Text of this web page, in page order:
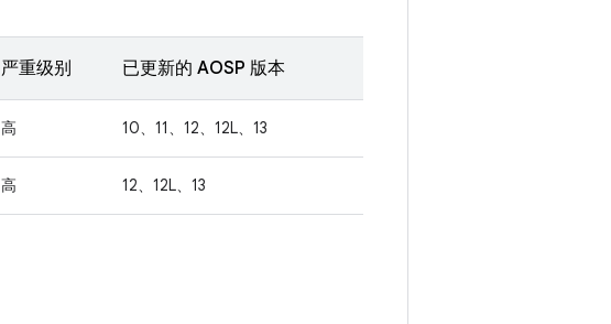
严重级别 已更新的 AOSP 版本
高 10、11、12、12L、13
高 12、12L、13